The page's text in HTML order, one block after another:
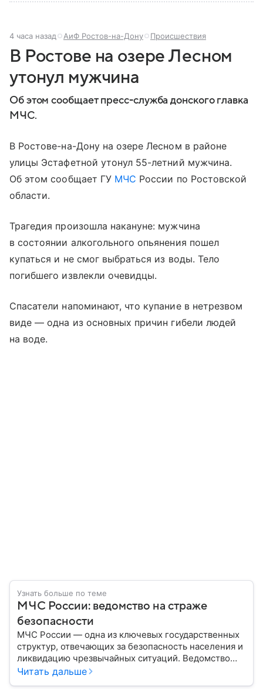
4 часа назад АиФ Ростов-на-Дону Происшествия
В Ростове на озере Лесном
утонул мужчина
Об этом сообщает пресс-служба донского главка
МЧС.
В Ростове-на-Дону на озере Лесном в районе
улицы Эстафетной утонул 55-летний мужчина.
Об этом сообщает ГУ МЧС России по Ростовской
области.
Трагедия произошла накануне: мужчина
в состоянии алкогольного опьянения пошел
купаться и не смог выбраться из воды. Тело
погибшего извлекли очевидцы.
Спасатели напоминают, что купание в нетрезвом
виде — одна из основных причин гибели людей
на воде.
Узнать больше по теме
МЧС России: ведомство на страже
безопасности
МЧС России — одна из ключевых государственных
структур, отвечающих за безопасность населения и
ликвидацию чрезвычайных ситуаций. Ведомство
играет важную роль в защите граждан от
Читать дальше